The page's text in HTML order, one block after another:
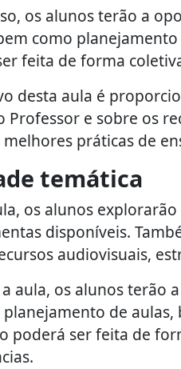
os alunos terão a
como
feita de forma
desta aula é
Professor e sobre os
melhores práticas de
temática
os alunos
disponíveis.
audiovisuais,
aula, os alunos terão
planejamento de
poderá ser feita de